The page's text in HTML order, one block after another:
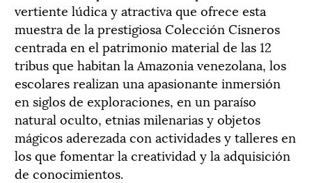
vertiente lúdica y atractiva que ofrece esta
muestra de la prestigiosa Colección Cisneros
centrada en el patrimonio material de las 12
tribus que habitan la Amazonia venezolana, los
escolares realizan una apasionante inmersión
en siglos de exploraciones, en un paraíso
natural oculto, etnias milenarias y objetos
mágicos aderezada con actividades y talleres en
los que fomentar la creatividad y la adquisición
de conocimientos.